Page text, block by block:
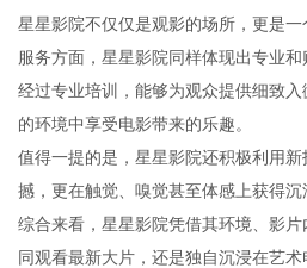
星星影院不仅仅是观影的场所，更是一
服务方面，星星影院同样体现出专业
经过专业培训，能够为观众提供细致
的环境中享受电影带来的乐趣。
值得一提的是，星星影院还积极利用
撼，更在触觉、嗅觉甚至体感上获得
综合来看，星星影院凭借其环境、影
同观看最新大片，还是独自沉浸在艺